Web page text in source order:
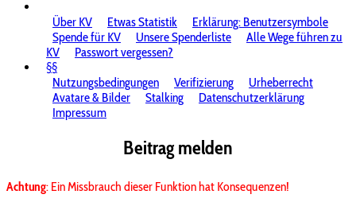
Über KV
Etwas Statistik
Erklärung: Benutzersymbole
Spende für KV
Unsere Spenderliste
Alle Wege führen zu
KV
Passwort vergessen?
§§
Nutzungsbedingungen
Verifizierung
Urheberrecht
Avatare & Bilder
Stalking
Datenschutzerklärung
Impressum
Beitrag melden
Achtung: Ein Missbrauch dieser Funktion hat Konsequenzen!